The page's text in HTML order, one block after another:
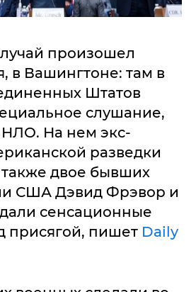
произошел
в Вашингтоне: там в
Штатов
слушание,
На нем экс-
разведки
двое бывших
США Дэвид Фрэвор и
сенсационные
присягой, пишет Daily